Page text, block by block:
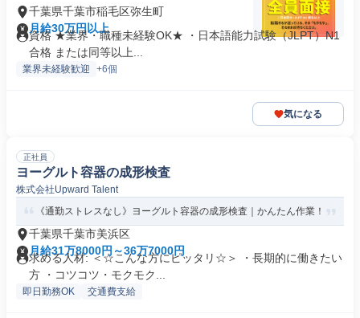
千葉県千葉市稲毛区弥生町
月給30万円以上
資格 ★業界・職種未経験OK★ ・日本語能力試験（JLPT）N1
合格 または同等以上...
業界未経験歓迎 +6個
気になる
正社員
ヨーグルト容器の成形検査
株式会社Upward Talent
《通勤ストレスなし》ヨーグルト容器の成形検査｜かんたん作業！
千葉県千葉市美浜区
月給31万8000円～36万7000円
求める人材: ＜☆こんな方にピッタリ☆＞ ・長期的に働きたい
方 ・コツコツ・モクモク...
即日勤務OK 交通費支給